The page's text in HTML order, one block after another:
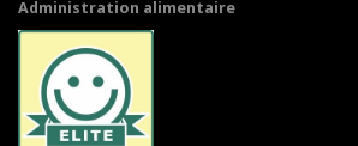
Administration alimentaire